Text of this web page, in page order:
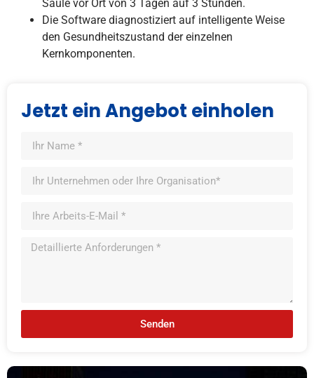
Säule vor Ort von 3 Tagen auf 3 Stunden.
Die Software diagnostiziert auf intelligente Weise
den Gesundheitszustand der einzelnen
Kernkomponenten.
Jetzt ein Angebot einholen
Senden